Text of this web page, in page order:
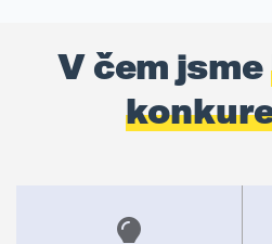
V čem jsme